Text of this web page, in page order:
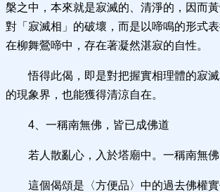
槃之中，本來就是寂滅的、清淨的，因而
對「寂滅相」的破壞，而是以啼鳴的形式表
在柳舞鶯啼中，存在著凝然湛寂的自性。
悟得此偈，即是對把握實相理體的寂
的現象界，也能獲得清涼自在。
4、一稱南無佛，皆已成佛道
若人散亂心，入於塔廟中。一稱南無佛
這個偈頌是〈方便品〉中的過去佛權